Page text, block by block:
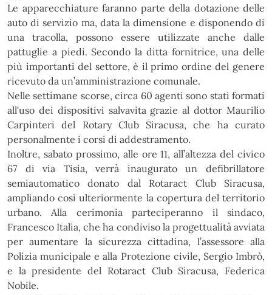
Le apparecchiature faranno parte della dotazione delle
auto di servizio ma, data la dimensione e disponendo di
una tracolla, possono essere utilizzate anche dalle
pattuglie a piedi. Secondo la ditta fornitrice, una delle
più importanti del settore, è il primo ordine del genere
ricevuto da un’amministrazione comunale.
Nelle settimane scorse, circa 60 agenti sono stati formati
all'uso dei dispositivi salvavita grazie aldottor Maurilio
Carpinteri
del Rotary Club Siracusa, che ha
curato
personalmente i corsi di addestramento.
Inoltre, sabato prossimo, alle ore 11, all’altezza del civico
67
di via Tisia, verrà inaugurato un
defibrillatore
semiautomatico
donato dal Rotaract Club
Siracusa,
ampliando così ulteriormente la copertura del territorio
urbano.
Alla cerimoniaparteciperanno il
sindaco,
Francesco Italia, che ha condiviso la progettualità avviata
per aumentare la sicurezza cittadina, l’assessore alla
Polizia municipalee alla Protezione civile, Sergio Imbrò,
e la presidente del Rotaract Club Siracusa, Federica
Nobile.